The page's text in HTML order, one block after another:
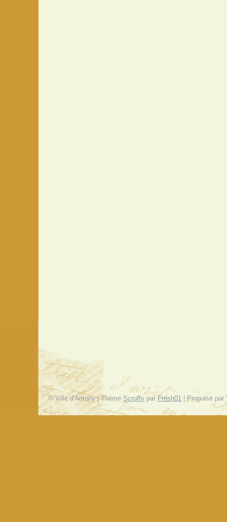
© Ville d'Antony | Thème Scruffy par Fresh01 | Propulsé par